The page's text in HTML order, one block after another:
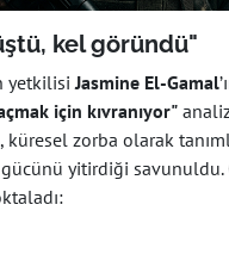
kel göründü"
yetkilisiJasmine El-Gamal
için kıvranıyor"
küresel zorba olarak
yitirdiği savunuldu.